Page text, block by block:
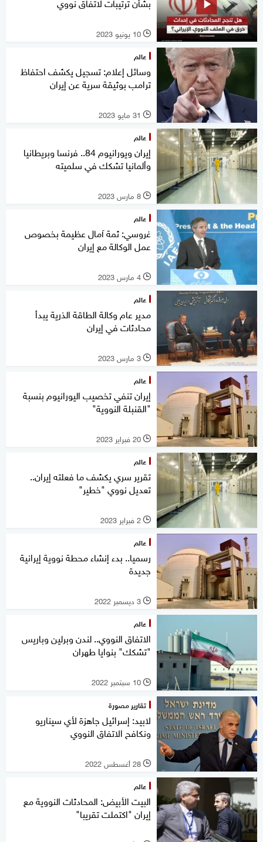
l 10 يونيو 2023
عالم
وسائل إعلام: تسجيل يكشف احتفاظ
ترامب بوثيقة سرية عن إيران
l 31 مايو 2023
عالم
إيران ويورانيوم 84.. فرنسا وبريطانيا
وألمانيا تشكك في سلميته
l 8 مارس 2023
عالم
غروسي: ثمة آمال عظيمة بخصوص
عمل الوكالة مع إيران
l 4 مارس 2023
عالم
مدير عام وكالة الطاقة الذرية يبدأ
محادثات في إيران
l 3 مارس 2023
عالم
إيران تنفي تخصيب اليورانيوم بنسبة
"القنبلة النووية"
l 20 فبراير 2023
عالم
تقرير سري يكشف ما فعلته إيران..
تعديل نووي "خطير"
l 2 فبراير 2023
عالم
رسميا.. بدء إنشاء محطة نووية إيرانية
جديدة
l 3 ديسمبر 2022
عالم
الاتفاق النووي.. لندن وبرلين وباريس
"تشكك" بنوايا طهران
l 10 سبتمبر 2022
تقارير مصورة
لابيد: إسرائيل جاهزة لأي سيناريو
ونكافح الاتفاق النووي
l 28 أغسطس 2022
عالم
البيت الأبيض: المحادثات النووية مع
إيران "اكتملت تقريبا"